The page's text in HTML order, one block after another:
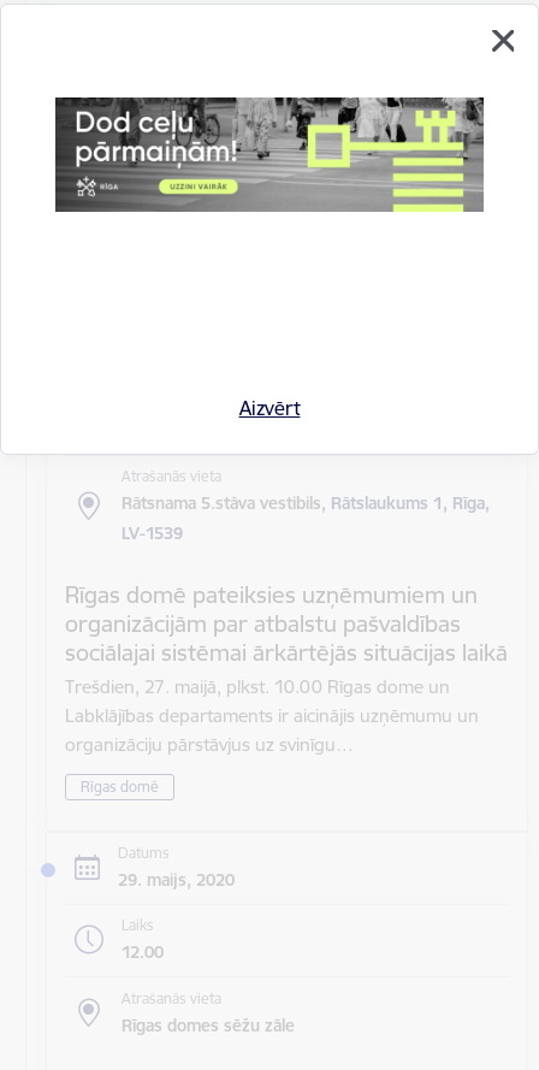
Aizvērt
Rīgas pilsētas pagaidu administrācijas
14.sēde (ārkārtas)
Sēdes darba kārtība: Grozījumi Rīgas domes 2016.
gada 19. aprīļa saistošajos noteikumos Nr. 198 "Par
Atrašanās vieta
Rātsnama 5.stāva vestibils, Rātslaukums 1, Rīga,
LV-1539
Rīgas domē pateiksies uzņēmumiem un
organizācijām par atbalstu pašvaldības
sociālajai sistēmai ārkārtējās situācijas laikā
Trešdien, 27. maijā, plkst. 10.00 Rīgas dome un
Labklājības departaments ir aicinājis uzņēmumu un
organizāciju pārstāvjus uz svinīgu…
Rīgas domē
Datums
29. maijs, 2020
Laiks
12.00
Atrašanās vieta
Rīgas domes sēžu zāle